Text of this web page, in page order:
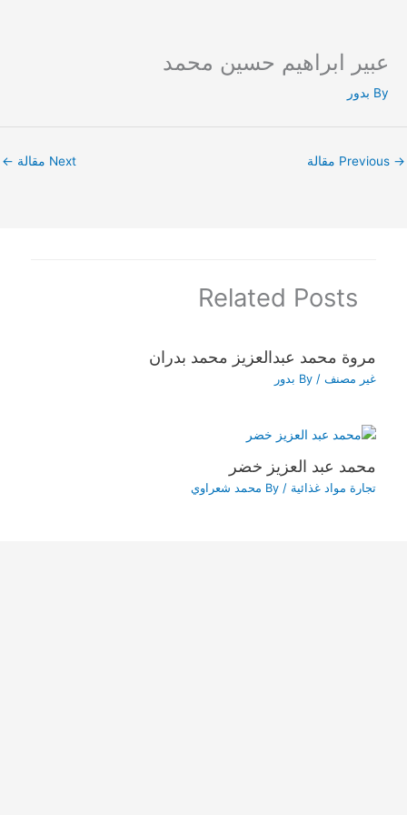
Skip
content
عبير ابراهيم حسين محمد
By بدور
→ Next مقالة ←
Related Posts
مروة محمد عبدالعزيز محمد بدران
غير مصنف / By بدور
محمد عبد العزيز خضر
تجارة مواد غذائية / By محمد شعراوي